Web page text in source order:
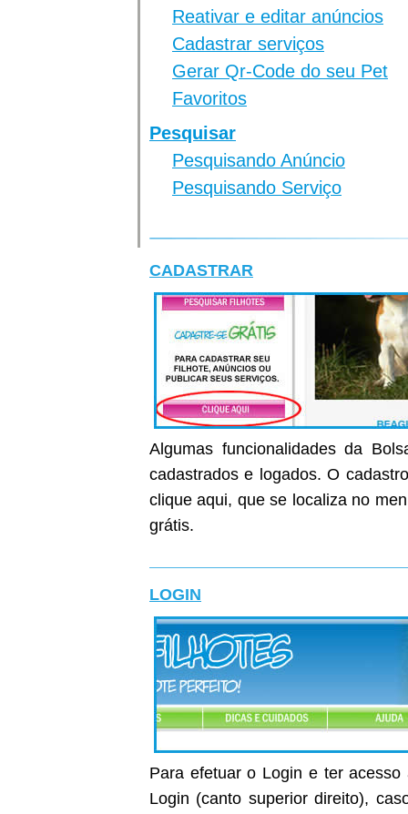
Reativar e editar anúncios
Cadastrar serviços
Gerar Qr-Code do seu Pet
Favoritos
Pesquisar
Pesquisando Anúncio
Pesquisando Serviço
CADASTRAR
Algumas funcionalidades da
cadastrados e logados. O
clique aqui, que se localiza no
grátis.
LOGIN
Para efetuar o Login e ter
Login (canto superior direito),